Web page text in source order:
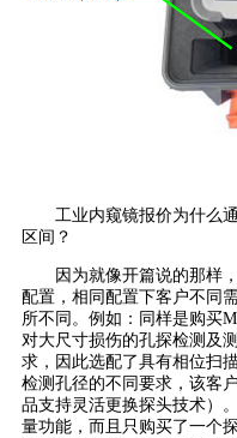
工业内窥镜报价为什么
区间？
因为就像开篇说的那样
配置，相同配置下客户不同
所不同。例如：同样是购买
对大尺寸损伤的孔探检测及
求，因此选配了具有相位扫
检测孔径的不同要求，该客
品支持灵活更换探头技术）
量功能，而且只购买了一个